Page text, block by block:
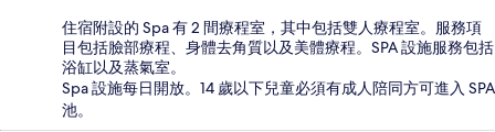
住宿附設的 Spa 有 2 間療程室，其中包括雙人療程室。服務項
目包括臉部療程、身體去角質以及美體療程。SPA 設施服務包括
浴缸以及蒸氣室。
Spa 設施每日開放。14 歲以下兒童必須有成人陪同方可進入 SPA
池。